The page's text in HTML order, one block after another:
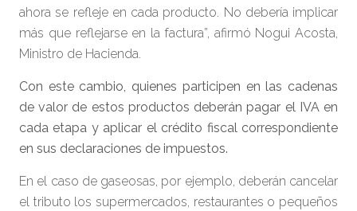
ahora se refleje en cada producto. No debería implicar
más que reflejarse en la factura”, afirmó Nogui Acosta,
Ministro de Hacienda.
Con este cambio, quienes participen en las cadenas
de valor de estos productos deberán pagar el IVA en
cada etapa y aplicar el crédito fiscal correspondiente
en sus declaraciones de impuestos.
En el caso de gaseosas, por ejemplo, deberán cancelar
el tributo los supermercados, restaurantes o pequeños